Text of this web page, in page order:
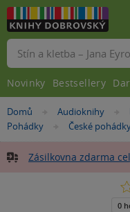
Nacházíte
se
Domů »Audioknihy
Pohádky »
České
Zásilkovna zdarma
0.0
5
0
Vyhledávání
Novinky Bestsellery